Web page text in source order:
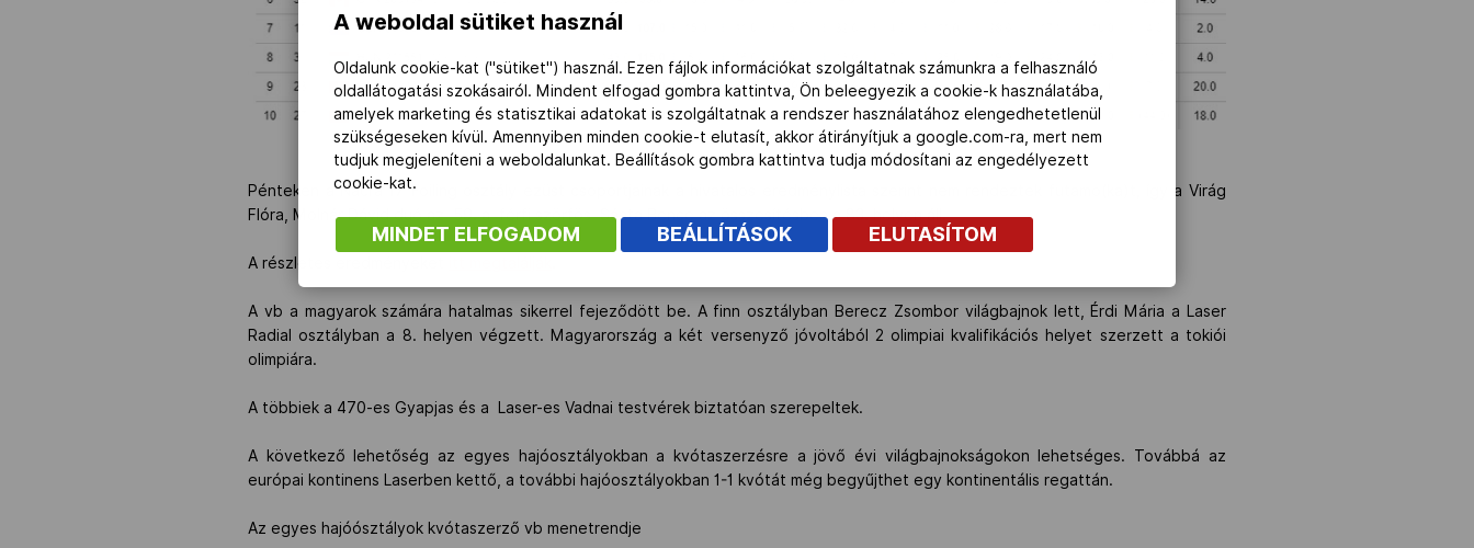
Pénteken a Nacra 17 Foiling osztály ezüst csoportjainak a hivatalos eredménylista szerint nem rendeztek futamo(ka)t, így a Virág
Flóra, Molnár Dávid duó az 59. a férfi szörfös Sánta Bence az összesítésben a 83. helyen áll.
A részletes eredményeket
A vb a magyarok számára hatalmas sikerrel fejeződött be. A finn osztályban Berecz Zsombor világbajnok lett, Érdi Mária a Laser
Radial osztályban a 8. helyen végzett. Magyarország a két versenyző jóvoltából 2 olimpiai kvalifikációs helyet szerzett a tokiói
olimpiára.
A többiek a 470-es Gyapjas és a Laser-es Vadnai testvérek biztatóan szerepeltek.
A következő lehetőség az egyes hajóosztályokban a kvótaszerzésre a jövő évi világbajnokságokon lehetséges. Továbbá az
európai kontinens Laserben kettő, a további hajóosztályokban 1-1 kvótát még begyűjthet egy kontinentális regattán.
Az egyes hajóósztályok kvótaszerző vb menetrendje
A weboldal sütiket használ
Oldalunk cookie-kat ("sütiket") használ. Ezen fájlok információkat szolgáltatnak számunkra a felhasználó
oldallátogatási szokásairól. Mindent elfogad gombra kattintva, Ön beleegyezik a cookie-k használatába,
amelyek marketing és statisztikai adatokat is szolgáltatnak a rendszer használatához elengedhetetlenül
szükségeseken kívül. Amennyiben minden cookie-t elutasít, akkor átirányítjuk a google.com-ra, mert nem
tudjuk megjeleníteni a weboldalunkat. Beállítások gombra kattintva tudja módosítani az engedélyezett
cookie-kat.
MINDET ELFOGADOM BEÁLLÍTÁSOK ELUTASÍTOM